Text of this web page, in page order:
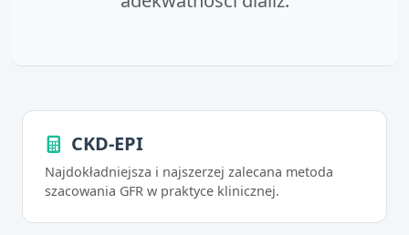
CKD-EPI
Najdokładniejsza i najszerzej zalecana metoda
szacowania GFR w praktyce klinicznej.